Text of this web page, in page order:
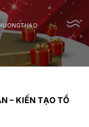
– KIẾN TẠO TỔ